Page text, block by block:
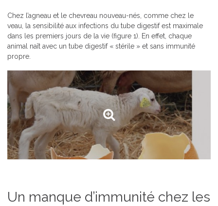
Chez l’agneau et le chevreau nouveau-nés, comme chez le
veau, la sensibilité aux infections du tube digestif est maximale
dans les premiers jours de la vie (figure 1). En effet, chaque
animal naît avec un tube digestif « stérile » et sans immunité
propre.
Un manque d’immunité chez les